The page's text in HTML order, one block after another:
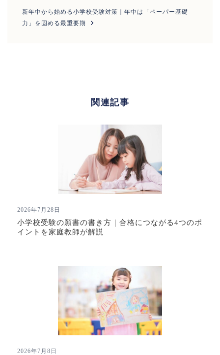
新年中から始める小学校受験対策｜年中は「ペーパー基礎
力」を固める最重要期
関連記事
2026年7月28日
小学校受験の願書の書き方｜合格につながる4つのポ
イントを家庭教師が解説
2026年7月8日